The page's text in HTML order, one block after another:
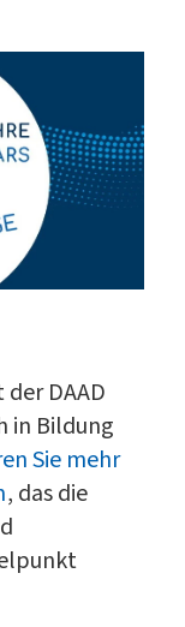
DAAD
in Bildung
Sie mehr
, das die